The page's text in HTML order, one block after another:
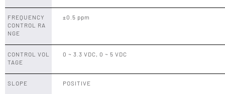
FREQUENCY
CONTROL RA
NGE
±0.5 ppm
CONTROL VOL
TAGE
0 ~ 3.3 VDC, 0 ~ 5 VDC
SLOPE POSITIVE